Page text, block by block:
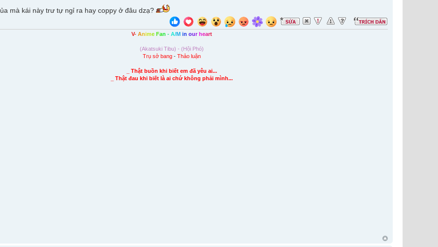
ủa mà kái này trư tự ngỉ ra hay coppy ở đâu dzạ?
V- Anime Fan - A/M in our heart
(Akatsuki Tibu) - (Hội Phó)
Trụ sở bang -Thảo luận
_ Thật buồn khi biết em đã yêu ai...
_ Thật đau khi biết là ai chứ không phải mình...